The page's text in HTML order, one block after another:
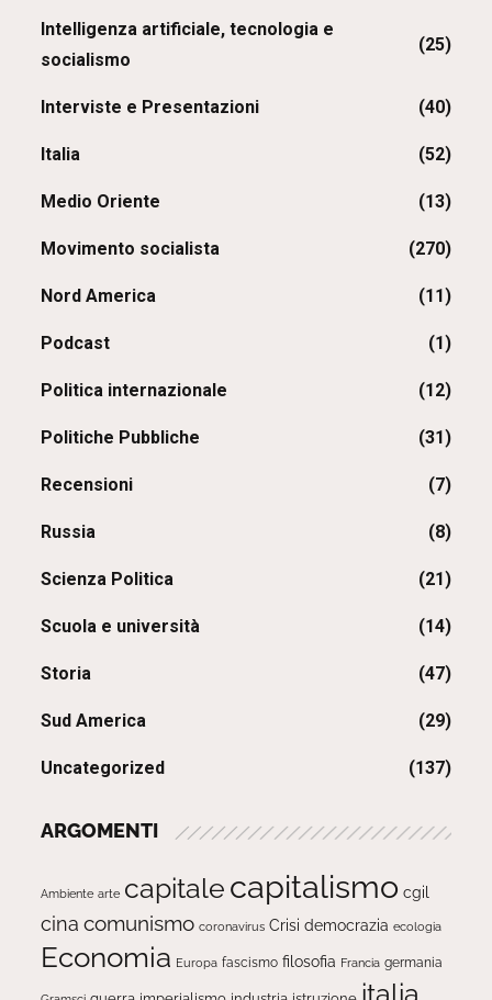
Intelligenza artificiale, tecnologia e
socialismo
(25)
Interviste e Presentazioni (40)
Italia (52)
Medio Oriente (13)
Movimento socialista (270)
Nord America (11)
Podcast (1)
Politica internazionale (12)
Politiche Pubbliche (31)
Recensioni (7)
Russia (8)
Scienza Politica (21)
Scuola e università (14)
Storia (47)
Sud America (29)
Uncategorized (137)
ARGOMENTI
Ambiente arte capitale capitalismo cgil
cina comunismo coronavirus Crisi democrazia ecologia
Economia Europa fascismo filosofia Francia germania